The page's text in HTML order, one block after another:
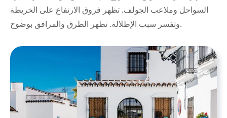
السواحل وملاعب الجولف. تظهر فروق الارتفاع على الخريطة
وتفسر سبب الإطلالة. تظهر الطرق والمرافق بوضوح.